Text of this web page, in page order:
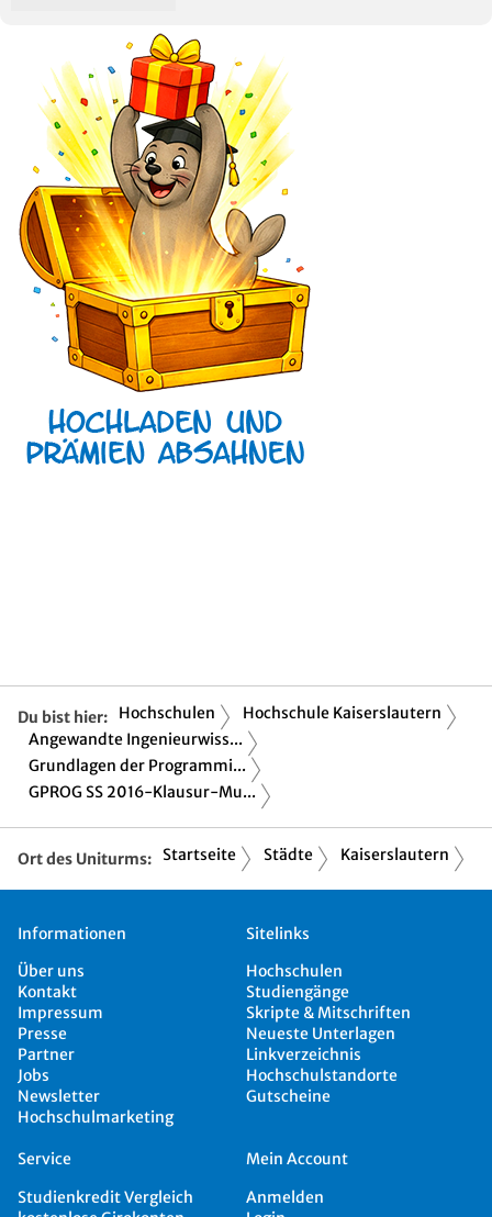
Du bist hier: Hochschulen
Hochschule Kaiserslautern
Angewandte Ingenieurwiss...
Grundlagen der Programmi...
GPROG SS 2016-Klausur-Mu...
Ort des Uniturms: Startseite Städte Kaiserslautern
Informationen
Über uns
Kontakt
Impressum
Presse
Partner
Jobs
Newsletter
Hochschulmarketing
Sitelinks
Hochschulen
Studiengänge
Skripte & Mitschriften
Neueste Unterlagen
Linkverzeichnis
Hochschulstandorte
Gutscheine
Service
Studienkredit Vergleich
Mein Account
Anmelden